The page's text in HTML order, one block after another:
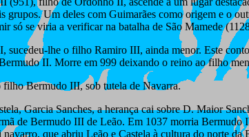
grupos. Um deles com Guimarães como origem e o
só se viria a verificar na batalha de São Mamede
sucedeu-lhe o filho Ramiro III, ainda menor. Este
II. Morre em 999 deixando o reino ao filho
Bermudo III, sob tutela de Navarra.
Garcia Sanches, a herança cai sobre D. Maior
de Bermudo III de Leão. Em 1037 morria Bermudo
que abriu Leão e Castela à cultura do norte da